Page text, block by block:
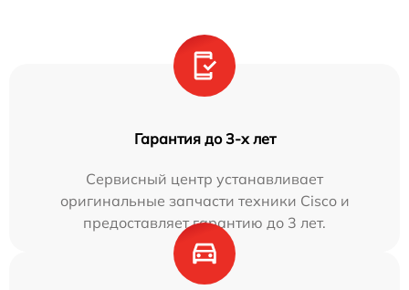
Гарантия до 3-х лет
Сервисный центр устанавливает
оригинальные запчасти техники Cisco и
предоставляет гарантию до 3 лет.